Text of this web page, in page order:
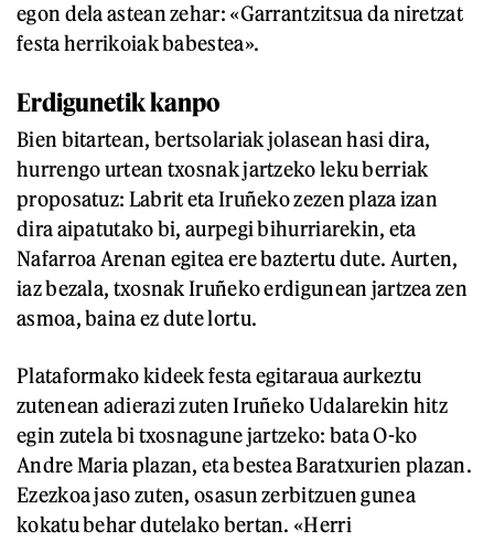
egon dela astean zehar: «Garrantzitsua da niretzat
festa herrikoiak babestea».
Erdigunetik kanpo
Bien bitartean, bertsolariak jolasean hasi dira,
hurrengo urtean txosnak jartzeko leku berriak
proposatuz: Labrit eta Iruñeko zezen plaza izan
dira aipatutako bi, aurpegi bihurriarekin, eta
Nafarroa Arenan egitea ere baztertu dute. Aurten,
iaz bezala, txosnak Iruñeko erdigunean jartzea zen
asmoa, baina ez dute lortu.
Plataformako kideek festa egitaraua aurkeztu
zutenean adierazi zuten Iruñeko Udalarekin hitz
egin zutela bi txosnagune jartzeko: bata O-ko
Andre Maria plazan, eta bestea Baratxurien plazan.
Ezezkoa jaso zuten, osasun zerbitzuen gunea
kokatu behar dutelako bertan. «Herri